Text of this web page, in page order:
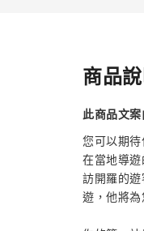
商品
此商品文
您可以期待
在當地導
訪開羅的
遊，他將為